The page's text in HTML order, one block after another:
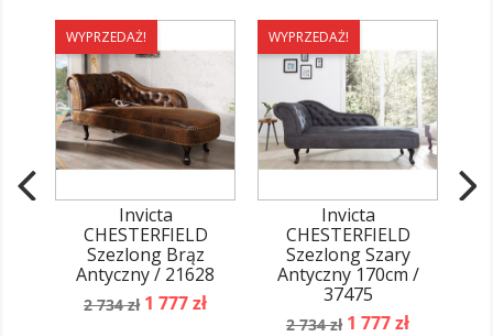
WYPRZEDAŻ!
Invicta
CHESTERFIELD
Szezlong Brąz
Antyczny / 21628
Cena
2 734 zł Cena
1 777 zł
WYPRZEDAŻ!
Invicta
CHESTERFIELD
Szezlong Szary
Antyczny 170cm /
37475
Cena
2 734 zł Cena
1 777 zł